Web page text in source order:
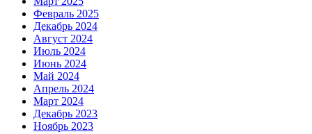
Февраль 2025
Декабрь 2024
Август 2024
Июль 2024
Июнь 2024
Май 2024
Апрель 2024
Март 2024
Декабрь 2023
Ноябрь 2023